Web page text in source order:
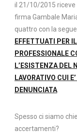
il 21/10/2015 riceve
firma Gambale
quattro con la
EFFETTUATI PER
PROFESSIONALE
L’ESISTENZA DEL
LAVORATIVO CUI
DENUNCIATA
Spesso ci siamo
accertamenti?